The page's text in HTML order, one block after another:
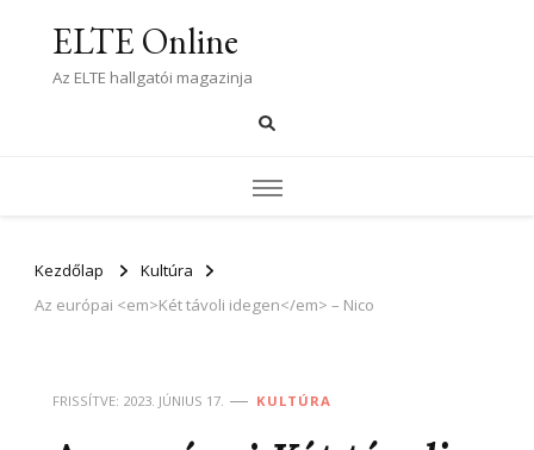
ELTE Online
Az ELTE hallgatói magazinja
Kezdőlap
Kultúra
Az európai <em>Két távoli idegen</em> – Nico
FRISSÍTVE: 2023. JÚNIUS 17. KULTÚRA